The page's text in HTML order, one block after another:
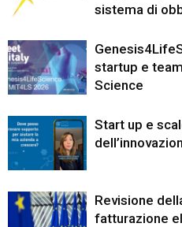
sistema di
startup e
Science
Start up e
Revisione
fatturazione